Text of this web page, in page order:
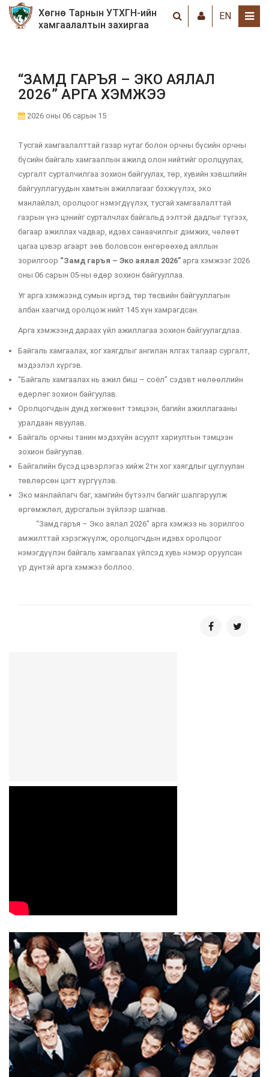
Хөгнө Тарнын УТХГН-ийн
хамгаалалтын захиргаа
EN
“ЗАМД ГАРЪЯ – ЭКО АЯЛАЛ
2026” АРГА ХЭМЖЭЭ
2026 оны 06 сарын 15
Тусгай хамгаалалттай газар нутаг болон орчны бүсийн орчны
бүсийн байгаль хамгааллын ажилд олон нийтийг оролцуулах,
сургалт сурталчилгаа зохион байгуулах, төр, хувийн хэвшлийн
байгууллагуудын хамтын ажиллагааг бэхжүүлэх, эко
манлайлал, оролцоог нэмэгдүүлэх, тусгай хамгаалалттай
газрын үнэ цэнийг сурталчлах байгальд ээлтэй дадлыг түгээх,
багаар ажиллах чадвар, идэвх санаачилгыг дэмжих, чөлөөт
цагаа цэвэр агаарт зөв боловсон өнгөрөөхөд аяллын
зорилгоор “Замд гаръя – Эко аялал 2026” арга хэмжээг 2026
оны 06 сарын 05-ны өдөр зохион байгууллаа.
Уг арга хэмжээнд сумын иргэд, төр төсвийн байгууллагын
албан хаагчид оролцож нийт 145 хүн хамрагдсан.
Арга хэмжээнд дараах үйл ажиллагаа зохион байгуулагдлаа.
Байгаль хамгаалах, хог хаягдлыг ангилан ялгах талаар сургалт,
мэдээлэл хүргэв.
“Байгаль хамгаалах нь ажил биш – соёл” сэдэвт нөлөөллийн
өдөрлөг зохион байгуулав.
Оролцогчдын дунд хөгжөөнт тэмцээн, багийн ажиллагааны
уралдаан явуулав.
Байгаль орчны танин мэдэхүйн асуулт хариултын тэмцээн
зохион байгуулав.
Байгалийн бүсэд цэвэрлэгээ хийж 2тн хог хаягдлыг цуглуулан
төвлөрсөн цэгт хүргүүлэв.
Эко манлайлагч баг, хамгийн бүтээлч багийг шалгаруулж
өргөмжлөл, дурсгалын зүйлээр шагнав.
“Замд гаръя – Эко аялал 2026” арга хэмжээ нь зорилгоо
амжилттай хэрэгжүүлж, оролцогчдын идэвх оролцоог
нэмэгдүүлэн байгаль хамгаалах үйлсэд хувь нэмэр оруулсан
үр дүнтэй арга хэмжээ боллоо.